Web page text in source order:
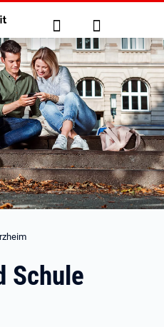
Suche Anmelden
Schule